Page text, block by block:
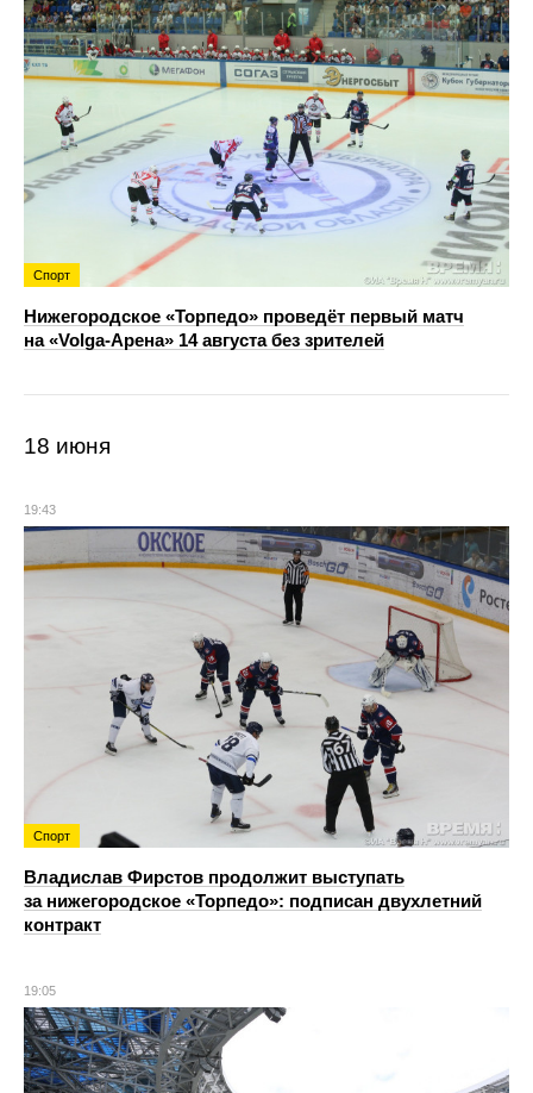
Спорт
Нижегородское «Торпедо» проведёт первый матч
на «Volga-Арена» 14 августа без зрителей
18 июня
19:43
Спорт
Владислав Фирстов продолжит выступать
за нижегородское «Торпедо»: подписан двухлетний
контракт
19:05